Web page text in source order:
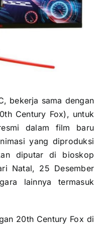
bekerja sama dengan
Century Fox), untuk
dalam film baru
yang diproduksi
diputar di bioskop
Natal, 25 Desember
lainnya termasuk
20th Century Fox di